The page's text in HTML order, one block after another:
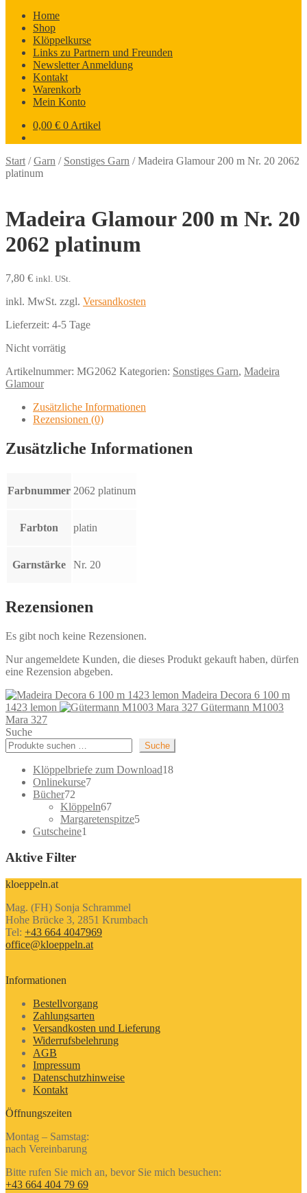
Home
Shop
Klöppelkurse
Links zu Partnern und Freunden
Newsletter Anmeldung
Kontakt
Warenkorb
Mein Konto
0,00 € 0 Artikel
Start /Garn / Sonstiges Garn /Madeira Glamour 200 m Nr. 20 2062
platinum
Madeira Glamour 200 m Nr. 20
2062 platinum
7,80 € inkl. USt.
inkl. MwSt. zzgl. Versandkosten
Lieferzeit: 4-5 Tage
Nicht vorrätig
Artikelnummer: MG2062 Kategorien: Sonstiges Garn, Madeira
Glamour
Zusätzliche Informationen
Rezensionen (0)
Zusätzliche Informationen
Farbnummer 2062 platinum
Farbton platin
Garnstärke Nr. 20
Rezensionen
Es gibt noch keine Rezensionen.
Nur angemeldete Kunden, die dieses Produkt gekauft haben, dürfen
eine Rezension abgeben.
Madeira Decora 6 100 m
1423 lemon
Gütermann M1003
Mara 327
Suche
Suche
Klöppelbriefe zum Download1818
Onlinekurse77
Bücher72
Produkte
Klöppeln6767
Produkte
Margaretenspitze55
Gutscheine1
Aktive Filter
kloeppeln.at
Mag. (FH) Sonja Schrammel
Hohe Brücke 3, 2851 Krumbach
Tel: +43 664 4047969
office@kloeppeln.at
Informationen
Bestellvorgang
Zahlungsarten
Versandkosten und Lieferung
Widerrufsbelehrung
AGB
Impressum
Datenschutzhinweise
Kontakt
Öffnungszeiten
Montag – Samstag:
nach Vereinbarung
Bitte rufen Sie mich an, bevor Sie mich besuchen:
+43 664 404 79 69